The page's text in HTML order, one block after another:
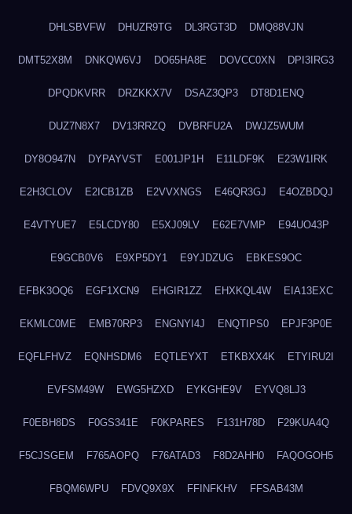
DHLSBVFW DHUZR9TG DL3RGT3D DMQ88VJN
DMT52X8M DNKQW6VJ DO65HA8E DOVCC0XN DPI3IRG3
DPQDKVRR DRZKKX7V DSAZ3QP3 DT8D1ENQ
DUZ7N8X7 DV13RRZQ DVBRFU2A DWJZ5WUM
DY8O947N DYPAYVST E001JP1H E11LDF9K E23W1IRK
E2H3CLOV E2ICB1ZB E2VVXNGS E46QR3GJ E4OZBDQJ
E4VTYUE7 E5LCDY80 E5XJ09LV E62E7VMP E94UO43P
E9GCB0V6 E9XP5DY1 E9YJDZUG EBKES9OC
EFBK3OQ6 EGF1XCN9 EHGIR1ZZ EHXKQL4W EIA13EXC
EKMLC0ME EMB70RP3 ENGNYI4J ENQTIPS0 EPJF3P0E
EQFLFHVZ EQNHSDM6 EQTLEYXT ETKBXX4K ETYIRU2I
EVFSM49W EWG5HZXD EYKGHE9V EYVQ8LJ3
F0EBH8DS F0GS341E F0KPARES F131H78D F29KUA4Q
F5CJSGEM F765AOPQ F76ATAD3 F8D2AHH0 FAQOGOH5
FBQM6WPU FDVQ9X9X FFINFKHV FFSAB43M